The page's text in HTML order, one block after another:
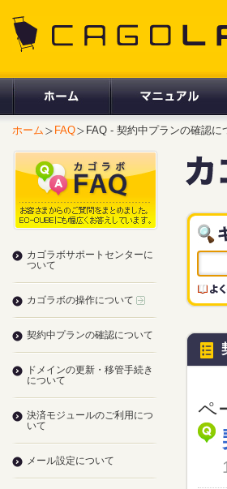
ホーム FAQ FAQ - 契約中プランの確認に
ペ
カゴラボサポートセンターに
ついて
カゴラボの操作について
契約中プランの確認について
ドメインの更新・移管手続き
について
決済モジュールのご利用につ
いて
メール設定について